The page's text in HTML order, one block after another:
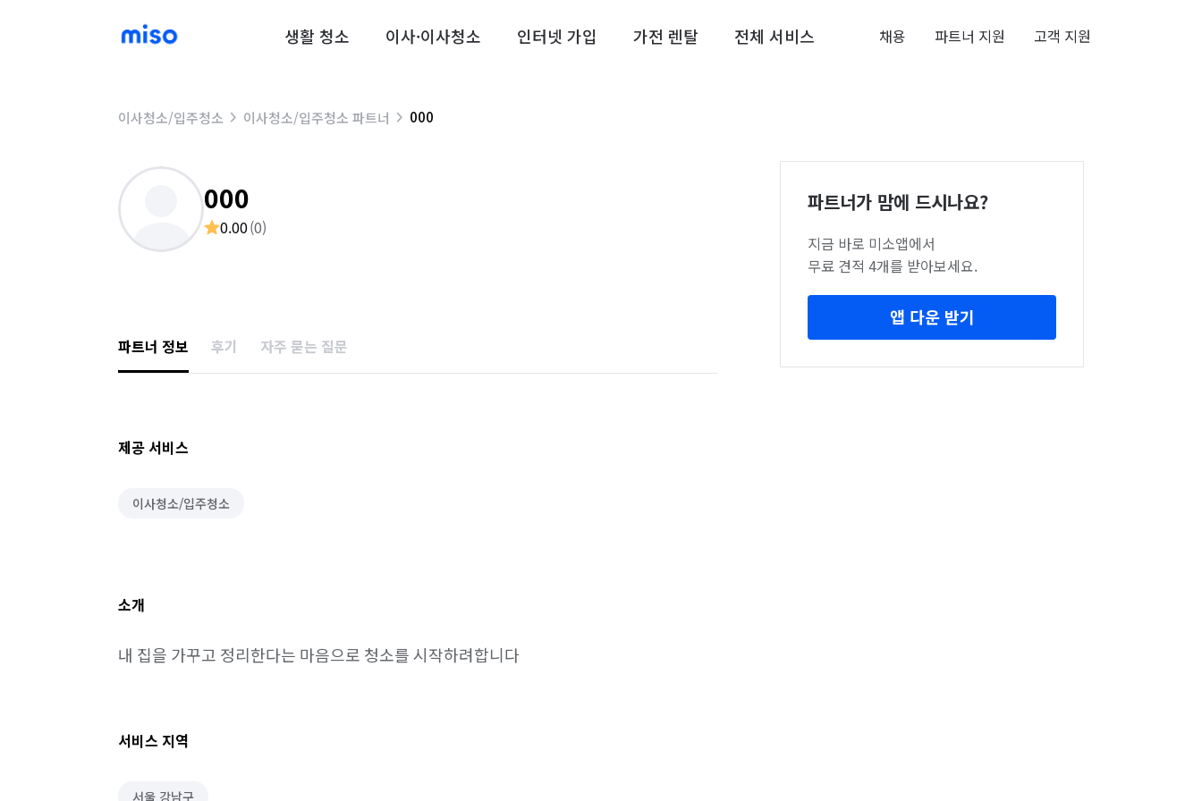
생활 청소 이사·이사청소 인터넷 가입 가전 렌탈 전체 서비스 채용 파트너 지원 고객 지원
이사청소/입주청소 이사청소/입주청소 파트너 000
000
0.00(0)
파트너 정보 후기 자주 묻는 질문
제공 서비스
이사청소/입주청소
소개
내 집을 가꾸고 정리한다는 마음으로 청소를 시작하려합니다
서비스 지역
서울 강남구
파트너가 맘에 드시나요?
지금 바로 미소앱에서
무료 견적 4개를 받아보세요.
앱 다운 받기